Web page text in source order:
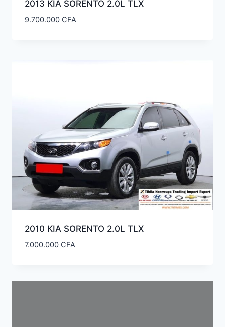
2013 KIA SORENTO 2.0L TLX
9.700.000 CFA
2010 KIA SORENTO 2.0L TLX
7.000.000 CFA